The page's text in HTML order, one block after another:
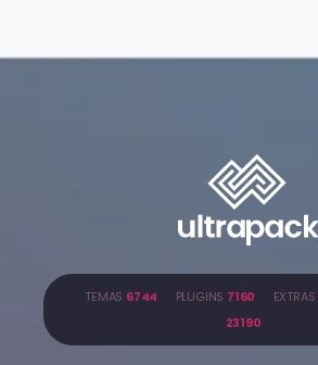
TEMAS 6744 PLUGINS 7160 EXTRAS
23190